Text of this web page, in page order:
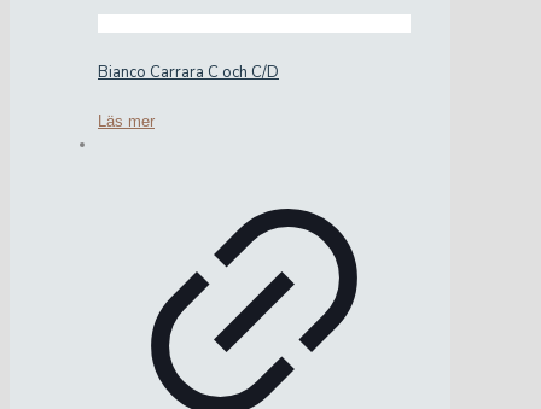
Bianco Carrara C och C/D
Läs mer